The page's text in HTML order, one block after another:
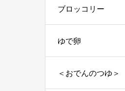
ブロッコリー
ゆで卵
＜おでんのつゆ＞